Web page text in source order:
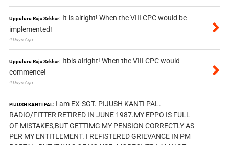
Uppuluru Raja Sekhar: It is alright! When the VIII CPC would be
implemented!
4 Days Ago
Uppuluru Raja Sekhar: Itbis alright! When the VIII CPC would
commence!
4 Days Ago
PIJUSH KANTI PAL: I am EX-SGT. PIJUSH KANTI PAL.
RADIO/FITTER RETIRED IN JUNE 1987.MY EPPO IS FULL
OF MISTAKES,BUT GETTIMG MY PENSION CORRECTLY AS
PER MY ENTITLEMENT. I REFISTERED GRIEVANCE IN PM